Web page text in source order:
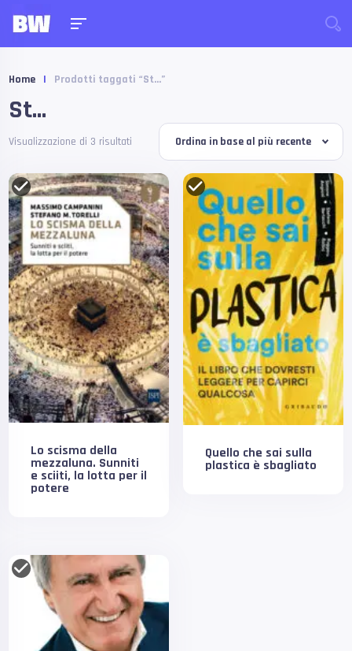
Home | Prodotti taggati “St...”
St...
Visualizzazione di 3 risultati
Lo scisma della
mezzaluna. Sunniti
e sciiti, la lotta per il
potere
Quello che sai sulla
plastica è sbagliato